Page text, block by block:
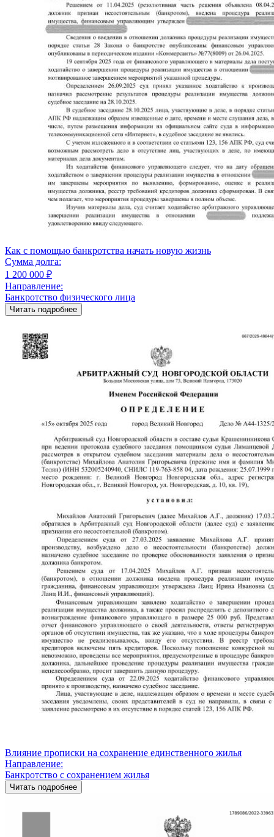
Как с помощью банкротства начать новую жизнь
Сумма долга:
1 200 000 ₽
Направление:
Банкротство физического лица
Читать подробнее
Влияние прописки на сохранение единственного жилья
Направление:
Банкротство с сохранением жилья
Читать подробнее